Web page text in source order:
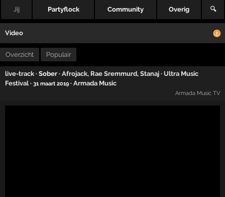
Jij Partyflock Community Overig 🔍
Video
Overzicht Populair
live-track · Sober ·Afrojack, Rae Sremmurd,Stanaj ·Ultra Music
Festival ·31 maart 2019 ·Armada Music
Armada Music TV